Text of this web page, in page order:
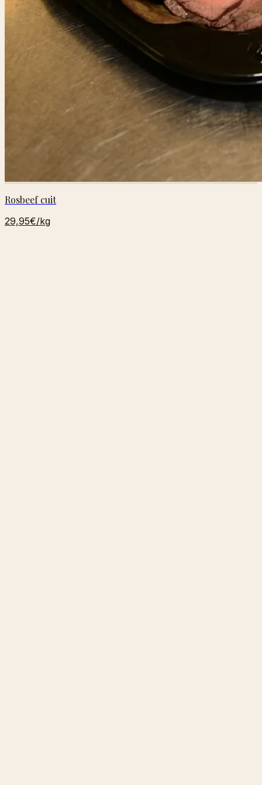
Rosbeef cuit
29,95€/kg